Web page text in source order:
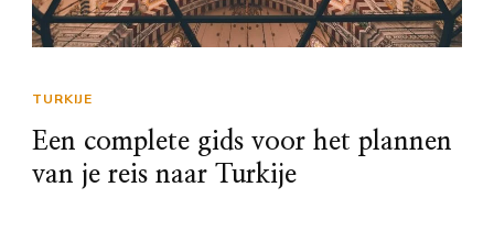
TURKIJE
Een complete gids voor het plannen
van je reis naar Turkije